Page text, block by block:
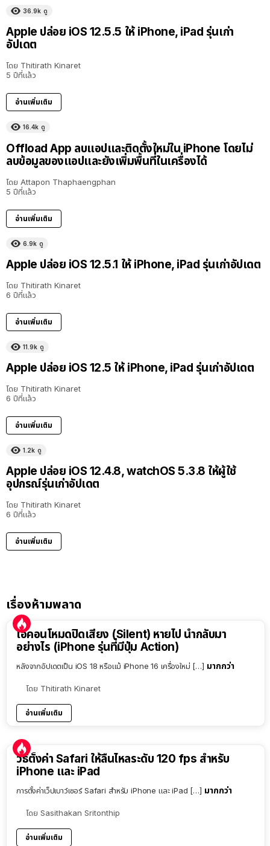
36.9k ดู
Apple ปล่อย iOS 12.5.5 ให้ iPhone, iPad รุ่นเก่า
อัปเดต
โดย Thitirath Kinaret
5 ปีที่แล้ว
อ่านเพิ่มเติม
16.4k ดู
Offload App ลบแอปและติดตั้งใหม่ใน iPhone โดยไม่
ลบข้อมูลของแอปและยังเพิ่มพื้นที่ในเครื่องได้
โดย Attapon Thaphaengphan
5 ปีที่แล้ว
อ่านเพิ่มเติม
6.9k ดู
Apple ปล่อย iOS 12.5.1 ให้ iPhone, iPad รุ่นเก่าอัปเดต
โดย Thitirath Kinaret
6 ปีที่แล้ว
อ่านเพิ่มเติม
11.9k ดู
Apple ปล่อย iOS 12.5 ให้ iPhone, iPad รุ่นเก่าอัปเดต
โดย Thitirath Kinaret
6 ปีที่แล้ว
อ่านเพิ่มเติม
1.2k ดู
Apple ปล่อย iOS 12.4.8, watchOS 5.3.8 ให้ผู้ใช้
อุปกรณ์รุ่นเก่าอัปเดต
โดย Thitirath Kinaret
6 ปีที่แล้ว
อ่านเพิ่มเติม
เรื่องห้ามพลาด
ไอคอนโหมดปิดเสียง (Silent) หายไป นำกลับมา
อย่างไร (iPhone รุ่นที่มีปุ่ม Action)
หลังจากอัปเดตเป็น iOS 18 หรือแม้ iPhone 16 เครื่องใหม่ […] มากกว่า
โดย Thitirath Kinaret
อ่านเพิ่มเติม
วิธีตั้งค่า Safari ให้ลื่นไหลระดับ 120 fps สำหรับ
iPhone และ iPad
การตั้งค่าเว็ปเบาว์เซอร์ Safari สำหรับ iPhone และ iPad […] มากกว่า
โดย Sasithakan Sritonthip
อ่านเพิ่มเติม